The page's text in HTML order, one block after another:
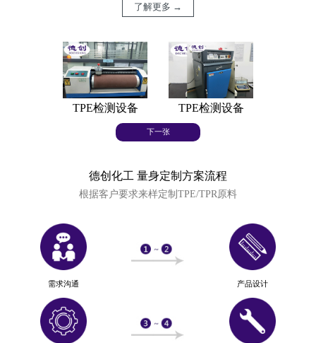
了解更多 →
TPE检测设备 TPE检测设备
下一张
德创化工 量身定制方案流程
根据客户要求来样定制TPE/TPR原料
需求沟通 产品设计